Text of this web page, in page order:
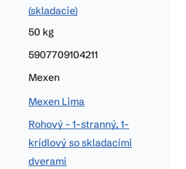
(skladacie)
50 kg
5907709104211
Mexen
Mexen Lima
Rohový - 1-stranný, 1-
krídlový so skladacími
dverami